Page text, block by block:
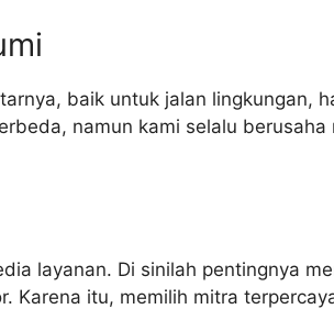
baik untuk jalan lingkungan,
namun kami selalu
layanan. Di sinilah pentingnya
Karena itu, memilih mitra